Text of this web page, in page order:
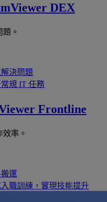
DEX
。
決問題
規 IT 任務
Frontline
率。
運
職訓練，實現技能提升